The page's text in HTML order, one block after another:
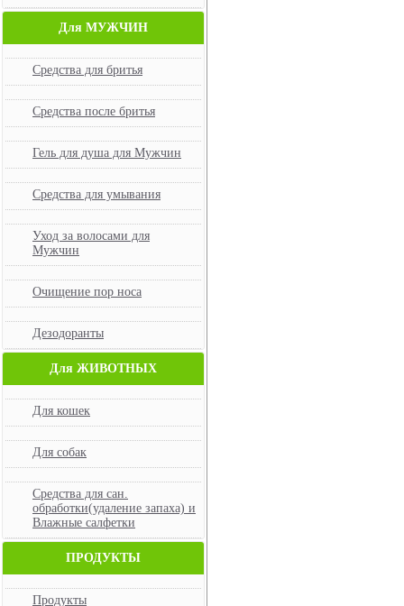
Для МУЖЧИН
Средства для бритья
Средства после бритья
Гель для душа для Мужчин
Средства для умывания
Уход за волосами для
Мужчин
Очищение пор носа
Дезодоранты
Для ЖИВОТНЫХ
Для кошек
Для собак
Средства для сан.
обработки(удаление запаха) и
Влажные салфетки
ПРОДУКТЫ
Продукты